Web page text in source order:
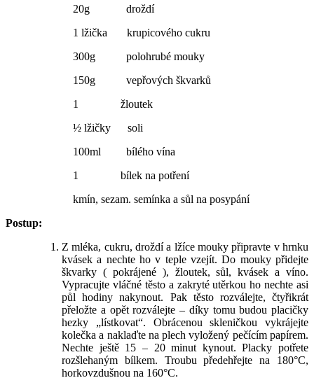
20g droždí
1 lžička krupicového cukru
300g polohrubé mouky
150g vepřových škvarků
1 žloutek
½ lžičky soli
100ml bílého vína
1 bílek na potření
kmín, sezam. semínka a sůl na posypání
Postup:
Z mléka, cukru, droždí a lžíce mouky připravte v hrnku
kvásek a nechte ho v teple vzejít. Do mouky přidejte
škvarky ( pokrájené ), žloutek, sůl, kvásek a víno.
Vypracujte vláčné těsto a zakryté utěrkou ho nechte asi
půl hodiny nakynout. Pak těsto rozválejte, čtyřikrát
přeložte a opět rozválejte – díky tomu budou placičky
hezky „lístkovat“. Obrácenou skleničkou vykrájejte
kolečka a naklaďte na plech vyložený pečícím papírem.
Nechte ještě 15 – 20 minut kynout. Placky potřete
rozšlehaným bílkem. Troubu předehřejte na 180°C,
horkovzdušnou na 160°C.